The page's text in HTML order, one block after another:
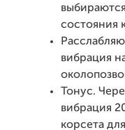
состояния
вибрация
Тонус.
вибрация
корсета